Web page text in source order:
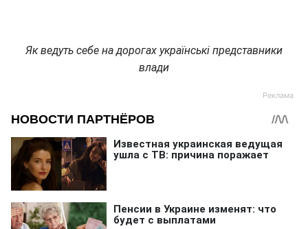
Як ведуть себе на дорогах українські представники
влади